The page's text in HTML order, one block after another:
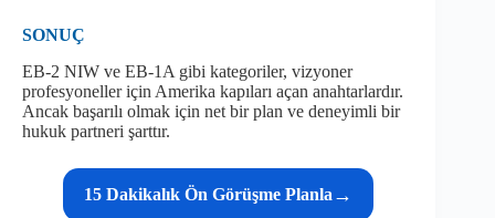
SONUÇ
EB-2 NIW ve EB-1A gibi kategoriler, vizyoner
profesyoneller için Amerika kapıları açan anahtarlardır.
Ancak başarılı olmak için net bir plan ve deneyimli bir
hukuk partneri şarttır.
15 Dakikalık Ön Görüşme Planla→